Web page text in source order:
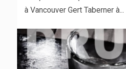
à Vancouver Gert Taberner à...